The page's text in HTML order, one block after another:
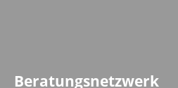
Beratungsnetzwerk